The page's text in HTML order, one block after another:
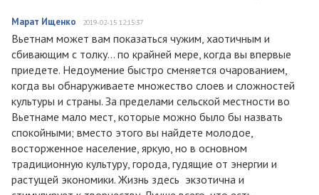
Марат Ищенко 2019-02-15 12:15:37
Вьетнам может вам показаться чужим, хаотичным и
сбивающим с толку… по крайней мере, когда вы впервые
приедете. Недоумение быстро сменяется очарованием,
когда вы обнаруживаете множество слоев и сложностей
культуры и страны. За пределами сельской местности во
Вьетнаме мало мест, которые можно было бы назвать
спокойными; вместо этого вы найдете молодое,
восторженное население, яркую, но в основном
традиционную культуру, города, гудящие от энергии и
растущей экономики. Жизнь здесь экзотична и